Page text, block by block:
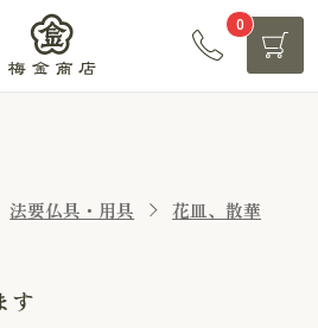
0
法要仏具・用具 花皿、散華
す